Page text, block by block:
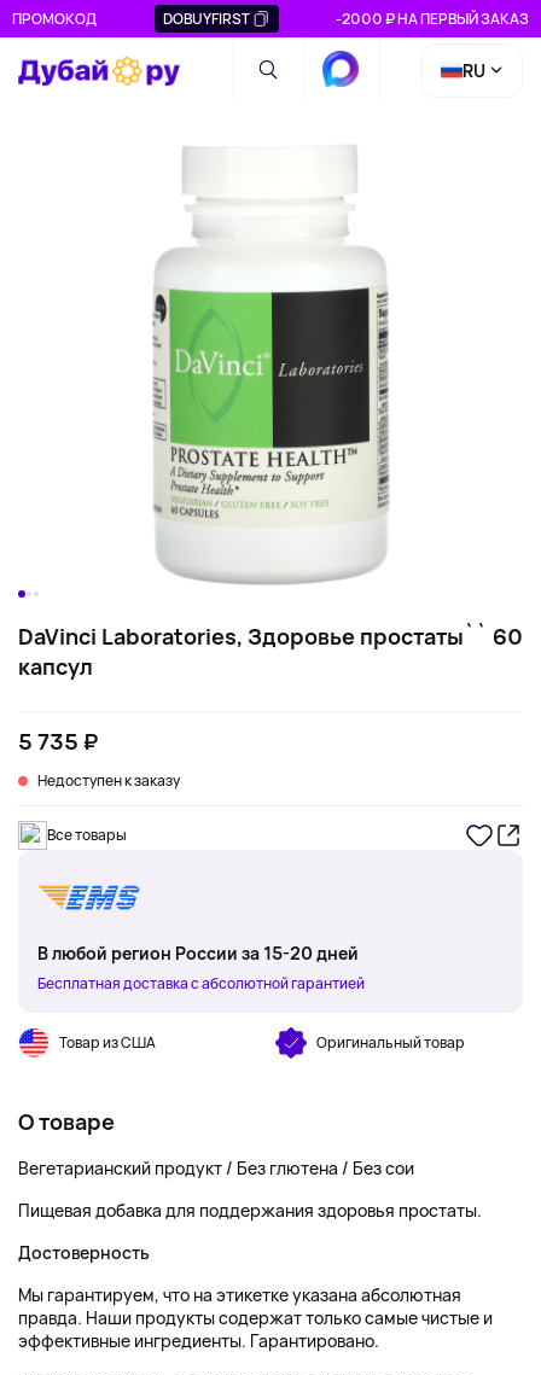
ПРОМОКОД DOBUYFIRST -2000 ₽ НА ПЕРВЫЙ ЗАКАЗ
RU
DaVinci Laboratories, Здоровье простаты`` 60
капсул
5 735 ₽
Недоступен к заказу
Все товары
В любой регион России за 15-20 дней
Бесплатная доставка с абсолютной гарантией
Товар из США Оригинальный товар
О товаре
Вегетарианский продукт / Без глютена / Без сои
Пищевая добавка для поддержания здоровья простаты.
Достоверность
Мы гарантируем, что на этикетке указана абсолютная
правда. Наши продукты содержат только самые чистые и
эффективные ингредиенты. Гарантировано.